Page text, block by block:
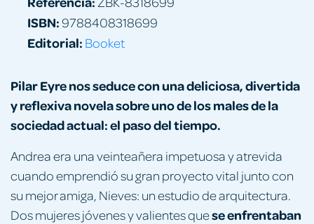
Pilar Eyre nos seduce con una deliciosa, divertida
y reflexiva novela sobre uno de los males de la
sociedad actual: el paso del tiempo.
Andrea era una veinteañera impetuosa y atrevida
cuando emprendió su gran proyecto vital junto con
su mejor amiga, Nieves: un estudio de arquitectura.
Dos mujeres jóvenes y valientes quese enfrentaban
ISBN:9788408318699
Editorial: Booket